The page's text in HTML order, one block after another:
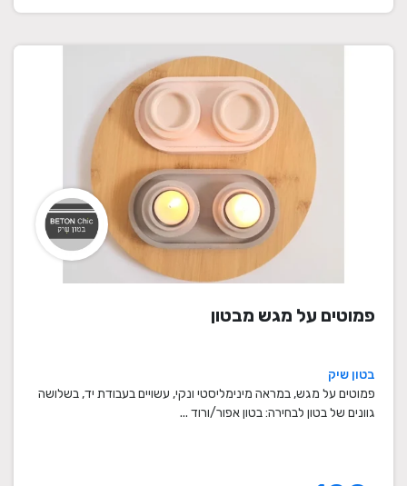
פמוטים על מגש מבטון
בטון שיק
פמוטים על מגש, במראה מינימליסטי ונקי, עשויים בעבודת יד, בשלושה
גוונים של בטון לבחירה: בטון אפור/ורוד ...